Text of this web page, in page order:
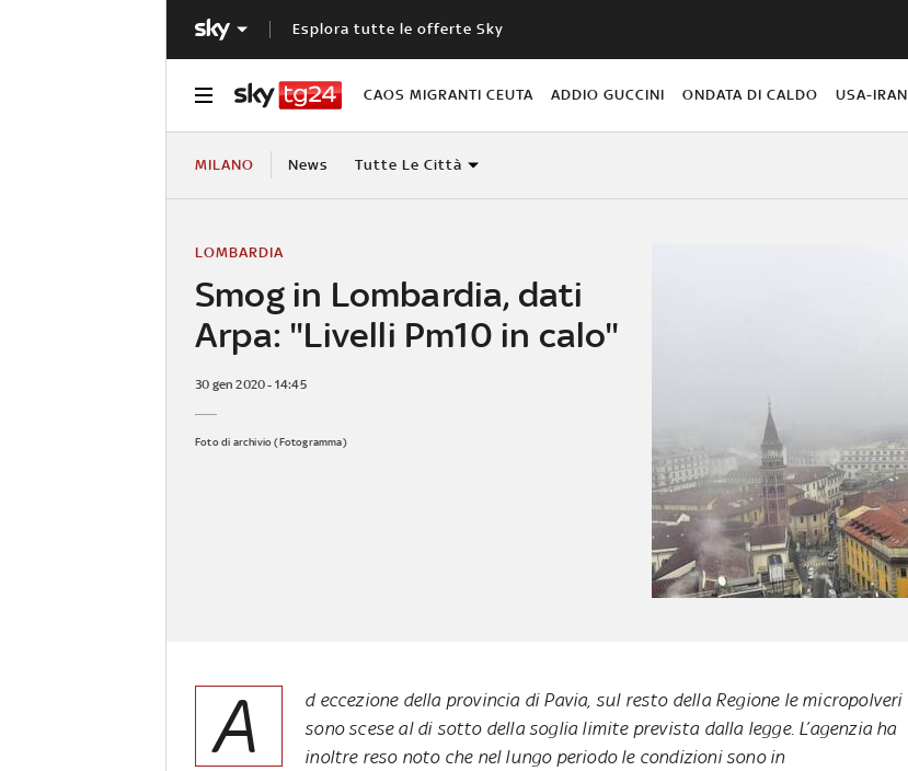
Esplora tutte le offerte Sky
CAOS MIGRANTI CEUTA ADDIO GUCCINI ONDATA DI CALDO USA-IRAN
MILANO News Tutte Le Città
Smog in Lombardia, dati
Arpa: "Livelli Pm10 in calo"
LOMBARDIA
30 gen 2020 - 14:45
Foto di archivio (Fotogramma)
A
d eccezione della provincia di Pavia, sul resto della Regione le micropolveri
sono scese al di sotto della soglia limite prevista dalla legge. L’agenzia ha
inoltre reso noto che nel lungo periodo le condizioni sono in